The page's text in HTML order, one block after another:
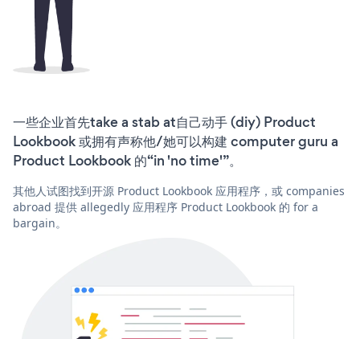
一些企业首先take a stab at自己动手 (diy) Product
Lookbook 或拥有声称他/她可以构建 computer guru a
Product Lookbook 的“in 'no time'”。
其他人试图找到开源 Product Lookbook 应用程序，或 companies
abroad 提供 allegedly 应用程序 Product Lookbook 的 for a
bargain。